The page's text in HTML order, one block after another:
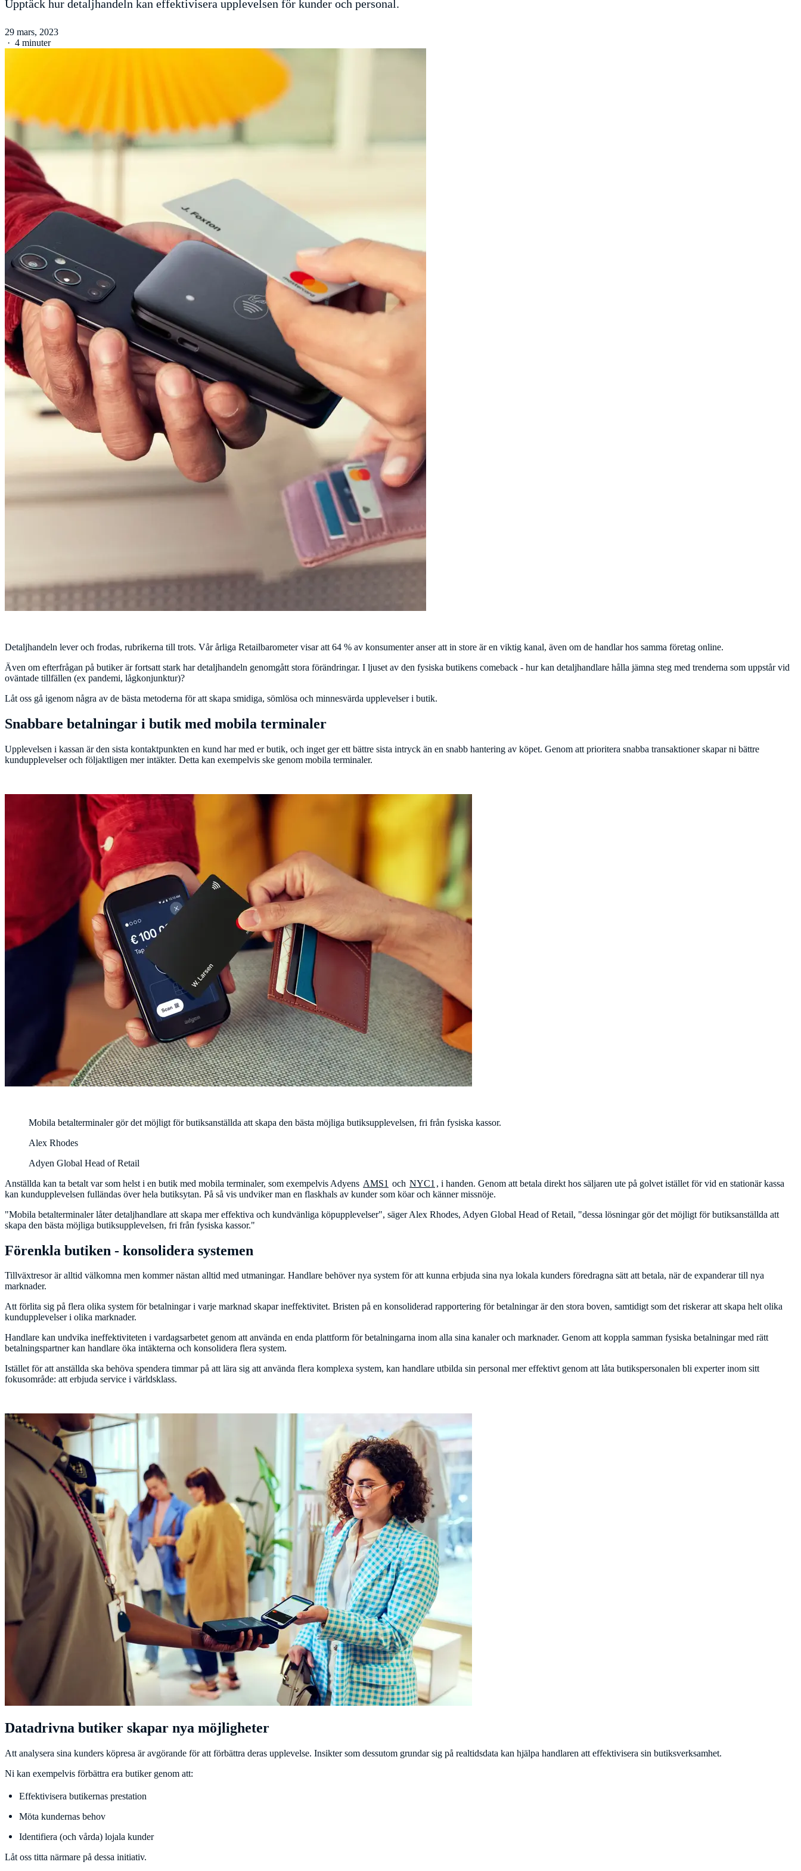
Upptäck hur detaljhandeln kan effektivisera upplevelsen för kunder och personal.
29 mars, 2023
· 4 minuter
Detaljhandeln lever och frodas, rubrikerna till trots. Vår årliga Retailbarometer visar att 64 % av konsumenter anser att in store är en viktig kanal, även om de handlar hos samma företag online.
Även om efterfrågan på butiker är fortsatt stark har detaljhandeln genomgått stora förändringar. I ljuset av den fysiska butikens comeback - hur kan detaljhandlare hålla jämna steg med trenderna som uppstår vid
oväntade tillfällen (ex pandemi, lågkonjunktur)?
Låt oss gå igenom några av de bästa metoderna för att skapa smidiga, sömlösa och minnesvärda upplevelser i butik.
Snabbare betalningar i butik med mobila terminaler
Upplevelsen i kassan är den sista kontaktpunkten en kund har med er butik, och inget ger ett bättre sista intryck än en snabb hantering av köpet. Genom att prioritera snabba transaktioner skapar ni bättre
kundupplevelser och följaktligen mer intäkter. Detta kan exempelvis ske genom mobila terminaler.
Mobila betalterminaler gör det möjligt för butiksanställda att skapa den bästa möjliga butiksupplevelsen, fri från fysiska kassor.
Alex Rhodes
Adyen Global Head of Retail
Anställda kan ta betalt var som helst i en butik med mobila terminaler, som exempelvis Adyens AMS1 och NYC1 , i handen. Genom att betala direkt hos säljaren ute på golvet istället för vid en stationär kassa
kan kundupplevelsen fulländas över hela butiksytan. På så vis undviker man en flaskhals av kunder som köar och känner missnöje.
"Mobila betalterminaler låter detaljhandlare att skapa mer effektiva och kundvänliga köpupplevelser", säger Alex Rhodes, Adyen Global Head of Retail, "dessa lösningar gör det möjligt för butiksanställda att
skapa den bästa möjliga butiksupplevelsen, fri från fysiska kassor."
Förenkla butiken - konsolidera systemen
Tillväxtresor är alltid välkomna men kommer nästan alltid med utmaningar. Handlare behöver nya system för att kunna erbjuda sina nya lokala kunders föredragna sätt att betala, när de expanderar till nya
marknader.
Att förlita sig på flera olika system för betalningar i varje marknad skapar ineffektivitet. Bristen på en konsoliderad rapportering för betalningar är den stora boven, samtidigt som det riskerar att skapa helt olika
kundupplevelser i olika marknader.
Handlare kan undvika ineffektiviteten i vardagsarbetet genom att använda en enda plattform för betalningarna inom alla sina kanaler och marknader. Genom att koppla samman fysiska betalningar med rätt
betalningspartner kan handlare öka intäkterna och konsolidera flera system.
Istället för att anställda ska behöva spendera timmar på att lära sig att använda flera komplexa system, kan handlare utbilda sin personal mer effektivt genom att låta butikspersonalen bli experter inom sitt
fokusområde: att erbjuda service i världsklass.
Datadrivna butiker skapar nya möjligheter
Att analysera sina kunders köpresa är avgörande för att förbättra deras upplevelse. Insikter som dessutom grundar sig på realtidsdata kan hjälpa handlaren att effektivisera sin butiksverksamhet.
Ni kan exempelvis förbättra era butiker genom att:
Effektivisera butikernas prestation
Möta kundernas behov
Identifiera (och vårda) lojala kunder
Låt oss titta närmare på dessa initiativ.